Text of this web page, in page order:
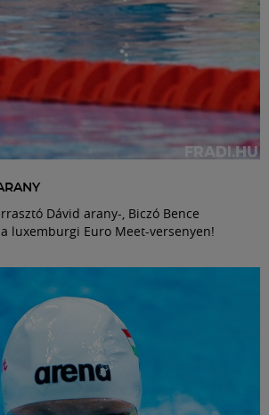
Dávid arany-, Biczó Bence
luxemburgi Euro Meet-versenyen!